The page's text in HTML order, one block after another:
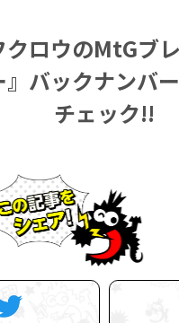
クロウのMtGブ
』バックナンバ
チェック!!